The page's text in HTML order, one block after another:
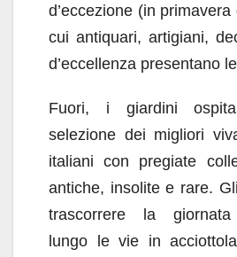
d’eccezione (in
cui antiquari, artigiani,
d’eccellenza presentano
Fuori, i giardini
selezione dei migliori
italiani con pregiate
antiche, insolite e rare.
trascorrere la giornata
lungo le vie in